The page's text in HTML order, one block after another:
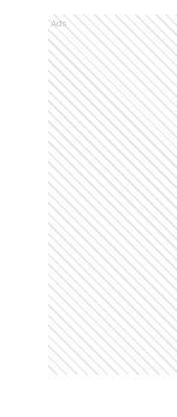
Ads